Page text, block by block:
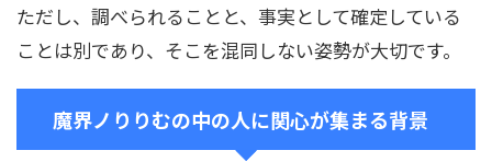
ただし、調べられることと、事実として確定している
ことは別であり、そこを混同しない姿勢が大切です。
魔界ノりりむの中の人に関心が集まる背景